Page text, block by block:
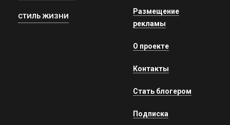
СТИЛЬ ЖИЗНИ
Размещение
рекламы
О проекте
Контакты
Стать блогером
Подписка